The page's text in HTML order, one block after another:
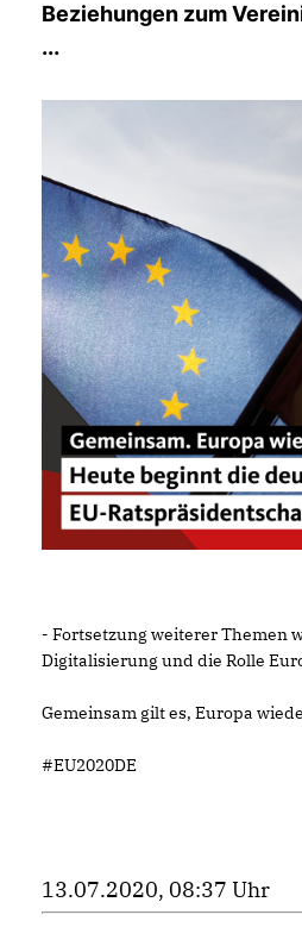
Beziehungen zum
...
- Fortsetzung weiterer Themen
Digitalisierung und die Rolle
Gemeinsam gilt es, Europa
#EU2020DE
13.07.2020, 08:37 Uhr